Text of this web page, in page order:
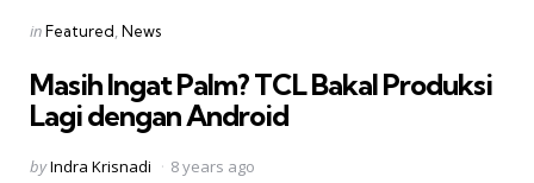
Categories
Posted
inFeatured News
Masih Ingat Palm? TCL Bakal Produksi
Lagi dengan Android
Posted
byIndra Krisnadi 8 years ago